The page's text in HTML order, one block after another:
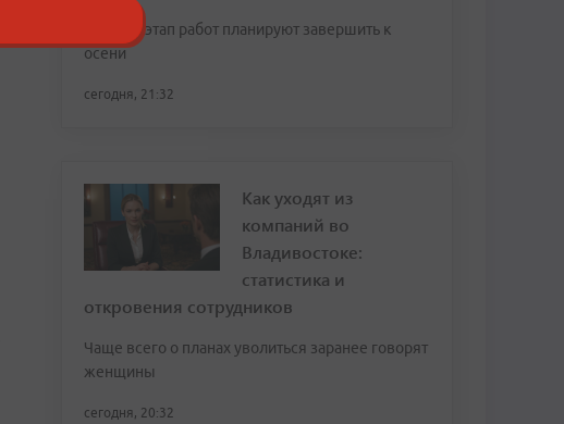
Первый этап работ планируют завершить к
осени
сегодня, 21:32
Как уходят из
компаний во
Владивостоке:
статистика и
откровения сотрудников
Чаще всего о планах уволиться заранее говорят
женщины
сегодня, 20:32